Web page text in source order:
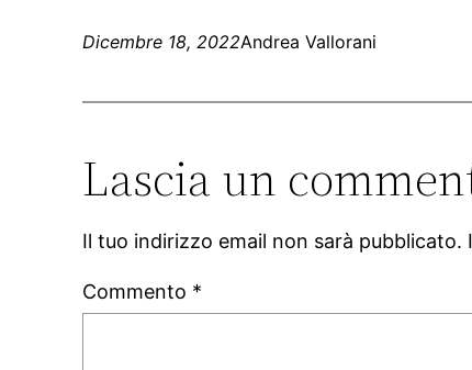
Dicembre 18, 2022Andrea Vallorani
Lascia un
Il tuo indirizzo email non sarà pubblicato.
Commento *